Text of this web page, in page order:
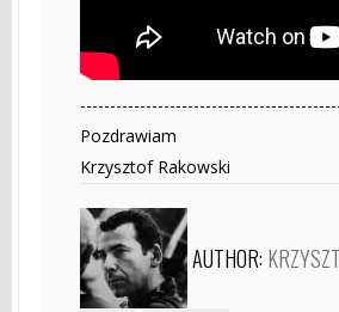
Pozdrawiam
Krzysztof Rakowski
AUTHOR: